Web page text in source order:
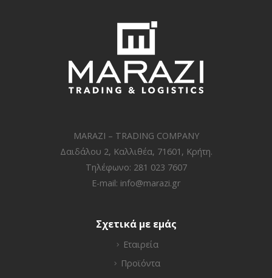
Εγγραφή για τιμή
MARAZI – TRADING COMPANY
Δαιδάλου 2, Καλλιθέα, 71601, Κρήτη.
E-mail:info@marazi.gr
Σχετικά με εμάς